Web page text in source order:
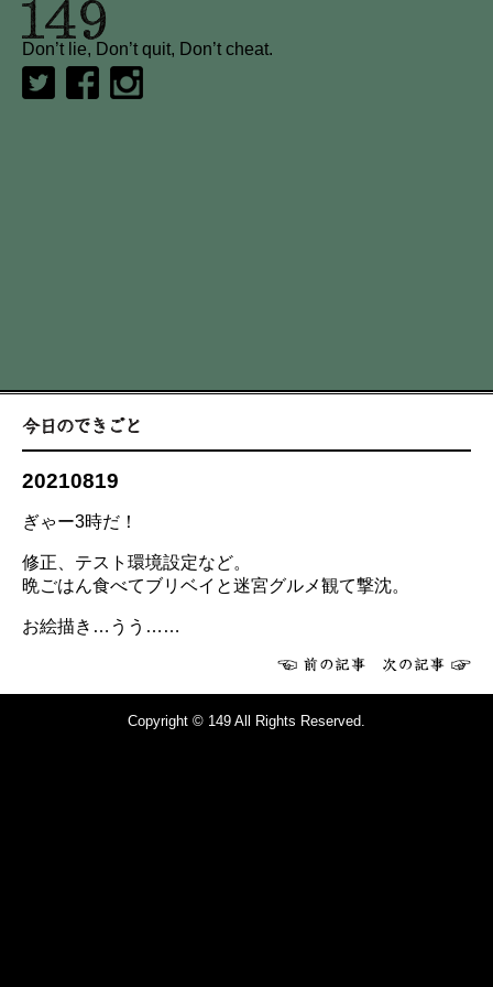
Don’t lie, Don’t quit, Don’t cheat.
20210819
ぎゃー3時だ！
修正、テスト環境設定など。
晩ごはん食べてブリベイと迷宮グルメ観て撃沈。
お絵描き…うう……
Copyright © 149 All Rights Reserved.